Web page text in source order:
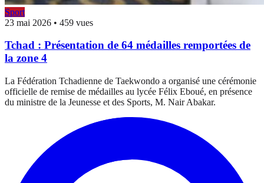
Sport
23 mai 2026 • 459 vues
Tchad : Présentation de 64 médailles remportées de
la zone 4
La Fédération Tchadienne de Taekwondo a organisé une cérémonie
officielle de remise de médailles au lycée Félix Eboué, en présence
du ministre de la Jeunesse et des Sports, M. Nair Abakar.